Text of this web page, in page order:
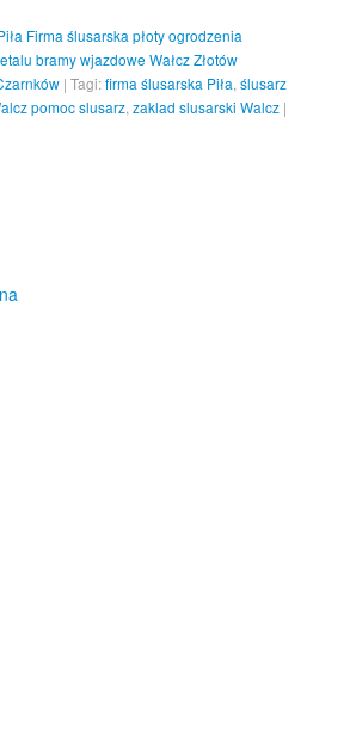
Firma ślusarska płoty ogrodzenia
bramy wjazdowe Wałcz Złotów
| Tagi:firma ślusarska Piła ślusarz
pomoc slusarz zaklad slusarski Walcz |